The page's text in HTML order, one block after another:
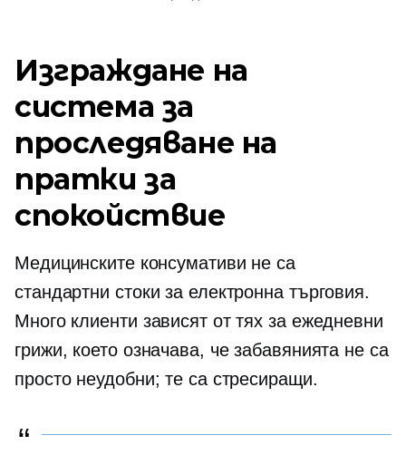
Изграждане на
система за
проследяване на
пратки за
спокойствие
Медицинските консумативи не са
стандартни стоки за електронна търговия.
Много клиенти зависят от тях за ежедневни
грижи, което означава, че забавянията не са
просто неудобни; те са стресиращи.